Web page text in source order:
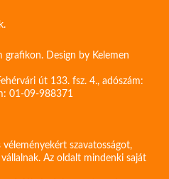
grafikon. Design by Kelemen
út 133. fsz. 4., adószám:
01-09-988371
szavatosságot,
Az oldalt mindenki saját